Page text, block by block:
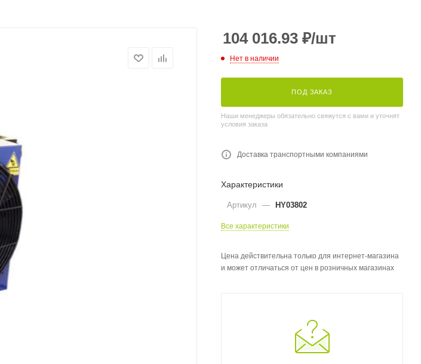
104 016.93 ₽/шт
Нет в наличии
ПОД ЗАКАЗ
Наши менеджеры обязательно свяжутся с вами и уточнят
условия заказа
Доставка транспортными компаниями
Характеристики
Артикул — HY03802
Все характеристики
Цена действительна только для интернет-магазина
и может отличаться от цен в розничных магазинах